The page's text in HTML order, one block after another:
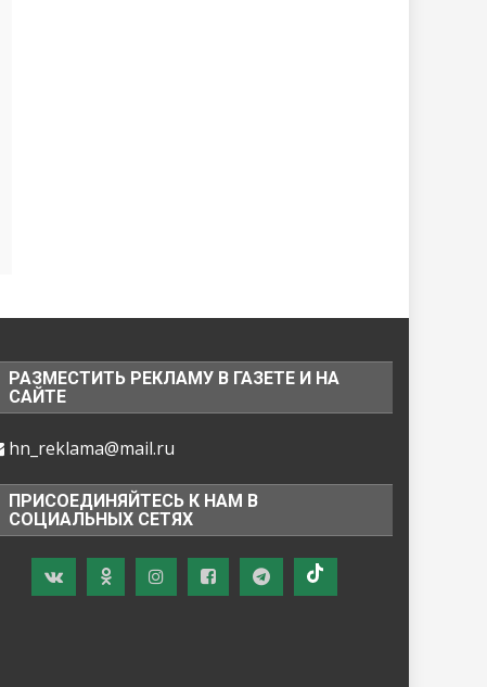
РАЗМЕСТИТЬ РЕКЛАМУ В ГАЗЕТЕ И НА
САЙТЕ
hn_reklama@mail.ru
ПРИСОЕДИНЯЙТЕСЬ К НАМ В
СОЦИАЛЬНЫХ СЕТЯХ